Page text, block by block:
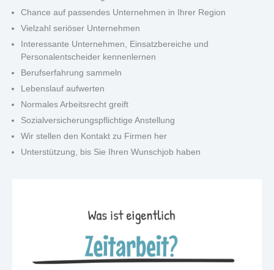
Chance auf passendes Unternehmen in Ihrer Region
Vielzahl seriöser Unternehmen
Interessante Unternehmen, Einsatzbereiche und
Personalentscheider kennenlernen
Berufserfahrung sammeln
Lebenslauf aufwerten
Normales Arbeitsrecht greift
Sozialversicherungspflichtige Anstellung
Wir stellen den Kontakt zu Firmen her
Unterstützung, bis Sie Ihren Wunschjob haben